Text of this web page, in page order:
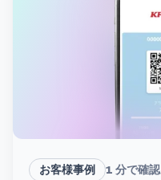
お客様事例 1 分で確認